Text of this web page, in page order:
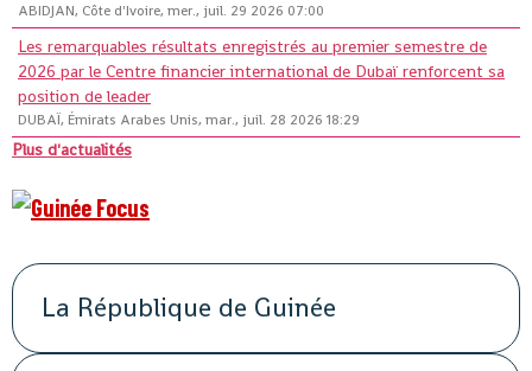
ABIDJAN, Côte d'Ivoire, mer., juil. 29 2026 07:00
Les remarquables résultats enregistrés au premier semestre de
2026 par le Centre financier international de Dubaï renforcent sa
position de leader
DUBAÏ, Émirats Arabes Unis, mar., juil. 28 2026 18:29
Plus d'actualités
La République de Guinée